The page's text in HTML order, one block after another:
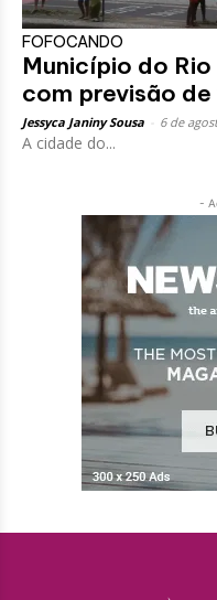
FOFOCANDO
Município do
com previsão
Jessyca Janiny Sousa 6 de
A cidade do...
-